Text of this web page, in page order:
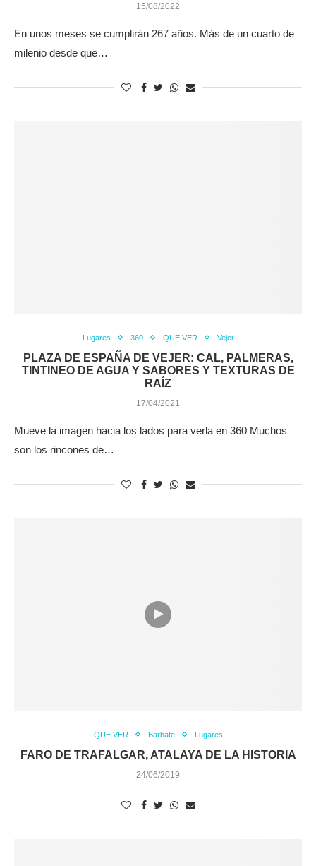
15/08/2022
En unos meses se cumplirán 267 años. Más de un cuarto de
milenio desde que…
Lugares 360 QUE VER Vejer
PLAZA DE ESPAÑA DE VEJER: CAL, PALMERAS,
TINTINEO DE AGUA Y SABORES Y TEXTURAS DE
RAÍZ
17/04/2021
Mueve la imagen hacia los lados para verla en 360 Muchos
son los rincones de…
QUE VER Barbate Lugares
FARO DE TRAFALGAR, ATALAYA DE LA HISTORIA
24/06/2019